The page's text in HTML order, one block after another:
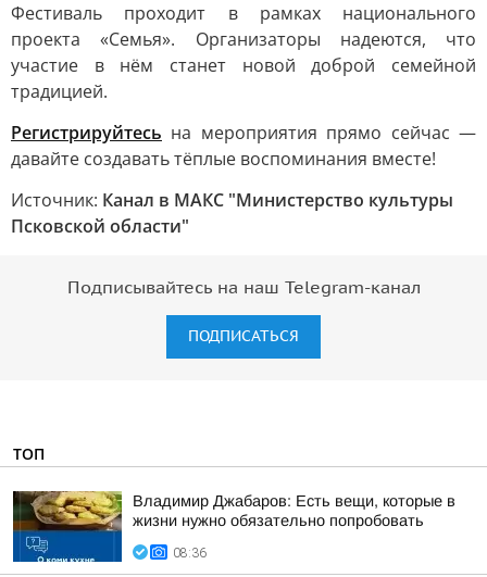
Фестиваль проходит в рамках национального
проекта «Семья». Организаторы надеются, что
участие в нём станет новой доброй семейной
традицией.
Регистрируйтесь на мероприятия прямо сейчас —
давайте создавать тёплые воспоминания вместе!
Источник: Канал в МАКС "Министерство культуры
Псковской области"
Подписывайтесь на наш Telegram-канал
ПОДПИСАТЬСЯ
ТОП
Владимир Джабаров: Есть вещи, которые в
жизни нужно обязательно попробовать
08:36